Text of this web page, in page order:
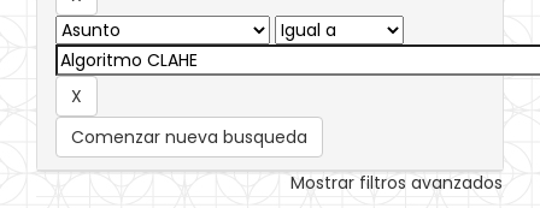
Comenzar nueva busqueda
Mostrar filtros avanzados